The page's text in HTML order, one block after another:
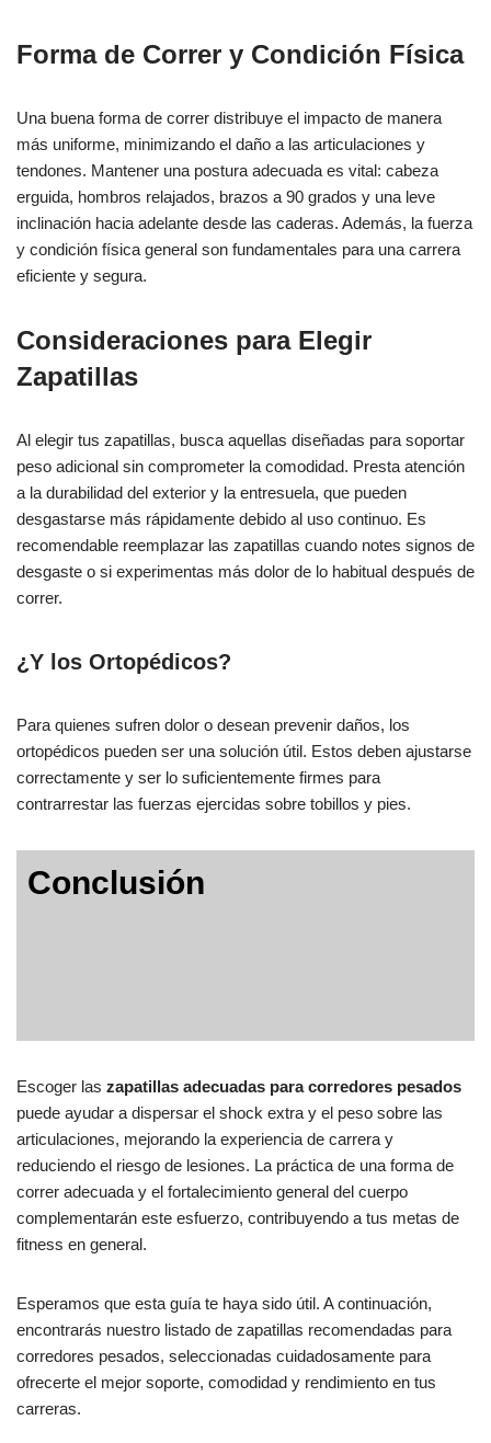
Forma de Correr y Condición Física
Una buena forma de correr distribuye el impacto de manera
más uniforme, minimizando el daño a las articulaciones y
tendones. Mantener una postura adecuada es vital: cabeza
erguida, hombros relajados, brazos a 90 grados y una leve
inclinación hacia adelante desde las caderas. Además, la fuerza
y condición física general son fundamentales para una carrera
eficiente y segura.
Consideraciones para Elegir
Zapatillas
Al elegir tus zapatillas, busca aquellas diseñadas para soportar
peso adicional sin comprometer la comodidad. Presta atención
a la durabilidad del exterior y la entresuela, que pueden
desgastarse más rápidamente debido al uso continuo. Es
recomendable reemplazar las zapatillas cuando notes signos de
desgaste o si experimentas más dolor de lo habitual después de
correr.
¿Y los Ortopédicos?
Para quienes sufren dolor o desean prevenir daños, los
ortopédicos pueden ser una solución útil. Estos deben ajustarse
correctamente y ser lo suficientemente firmes para
contrarrestar las fuerzas ejercidas sobre tobillos y pies.
Conclusión
Escoger las zapatillas adecuadas para corredores pesados
puede ayudar a dispersar el shock extra y el peso sobre las
articulaciones, mejorando la experiencia de carrera y
reduciendo el riesgo de lesiones. La práctica de una forma de
correr adecuada y el fortalecimiento general del cuerpo
complementarán este esfuerzo, contribuyendo a tus metas de
fitness en general.
Esperamos que esta guía te haya sido útil. A continuación,
encontrarás nuestro listado de zapatillas recomendadas para
corredores pesados, seleccionadas cuidadosamente para
ofrecerte el mejor soporte, comodidad y rendimiento en tus
carreras.